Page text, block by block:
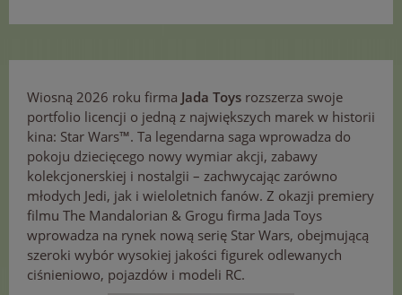
Wiosną 2026 roku firma Jada Toys rozszerza swoje
portfolio licencji o jedną z największych marek w historii
kina: Star Wars™. Ta legendarna saga wprowadza do
pokoju dziecięcego nowy wymiar akcji, zabawy
kolekcjonerskiej i nostalgii – zachwycając zarówno
młodych Jedi, jak i wieloletnich fanów. Z okazji premiery
filmu The Mandalorian & Grogu firma Jada Toys
wprowadza na rynek nową serię Star Wars, obejmującą
szeroki wybór wysokiej jakości figurek odlewanych
ciśnieniowo, pojazdów i modeli RC.